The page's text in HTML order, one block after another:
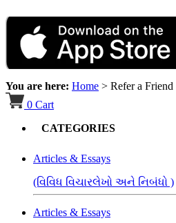
You are here: Home > Refer a Friend
0 Cart
CATEGORIES
Articles & Essays
(વિવિધ વિચારલેખો અને નિબંધો )
Articles & Essays